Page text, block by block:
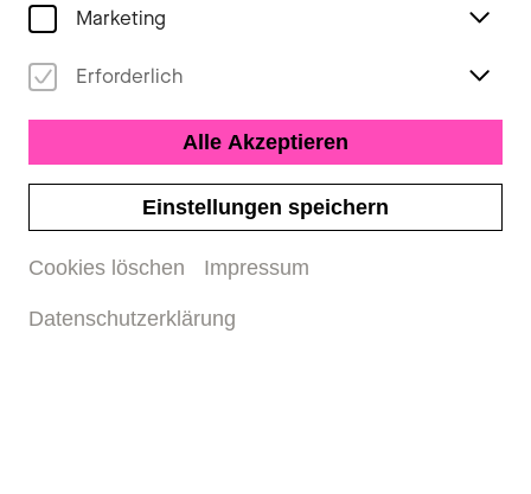
Marketing
Erforderlich
Alle Akzeptieren
Einstellungen speichern
Cookies löschen Impressum
Datenschutzerklärung